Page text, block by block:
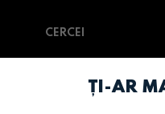
CERCEI
ȚI-AR